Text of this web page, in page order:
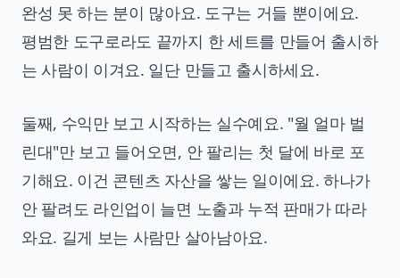
완성 못 하는 분이 많아요. 도구는 거들 뿐이에요.
평범한 도구로라도 끝까지 한 세트를 만들어 출시하
는 사람이 이겨요. 일단 만들고 출시하세요.
둘째, 수익만 보고 시작하는 실수예요. "월 얼마 벌
린대"만 보고 들어오면, 안 팔리는 첫 달에 바로 포
기해요. 이건 콘텐츠 자산을 쌓는 일이에요. 하나가
안 팔려도 라인업이 늘면 노출과 누적 판매가 따라
와요. 길게 보는 사람만 살아남아요.